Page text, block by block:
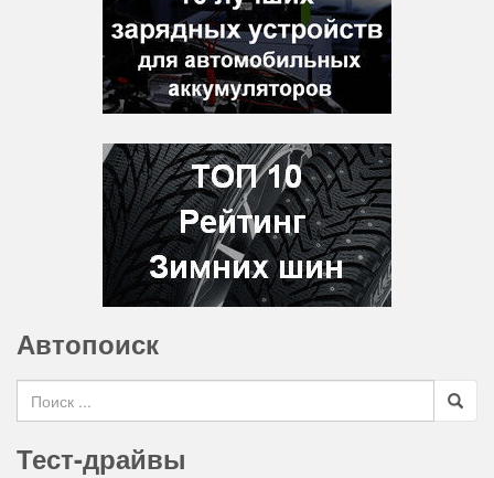
Автопоиск
Search for
Тест-драйвы